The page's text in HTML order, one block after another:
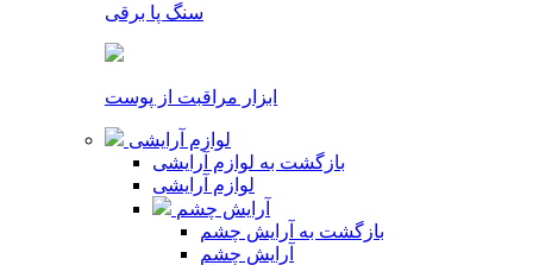
سنگ پا برقی
ابزار مراقبت از پوست
لوازم آرایشی
بازگشت به لوازم آرایشی
لوازم آرایشی
آرایش چشم
بازگشت به آرایش چشم
آرایش چشم